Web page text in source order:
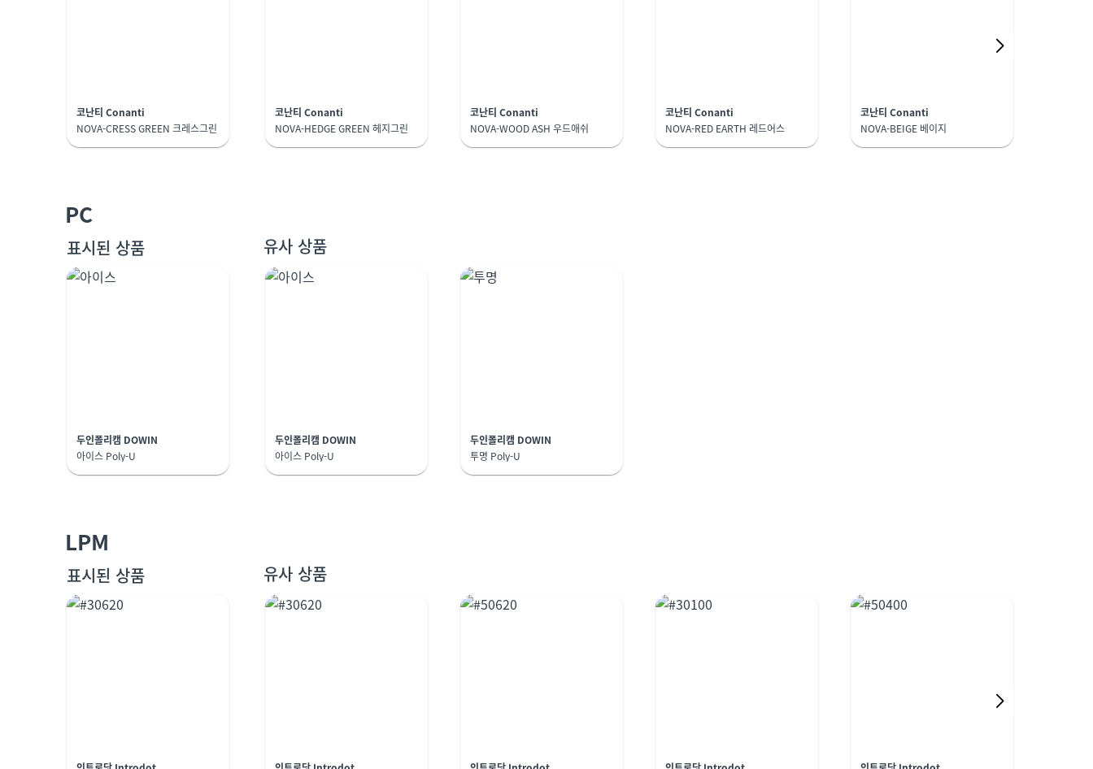
코난티 Conanti
NOVA-CRESS GREEN 크레스그린
코난티 Conanti
NOVA-HEDGE GREEN 헤지그린
코난티 Conanti
NOVA-WOOD ASH 우드애쉬
코난티 Conanti
NOVA-RED EARTH 레드어스
코난티 Conanti
NOVA-BEIGE 베이지
PC
표시된 상품
두인폴리캠 DOWIN
아이스 Poly-U
유사 상품
두인폴리캠 DOWIN
아이스 Poly-U
두인폴리캠 DOWIN
투명 Poly-U
LPM
표시된 상품 유사 상품